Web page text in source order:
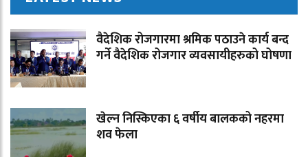
वैदेशिक रोजगारमा श्रमिक पठाउने कार्य बन्द
गर्ने वैदेशिक रोजगार व्यवसायीहरुको घोषणा
खेल्न निस्किएका ६ वर्षीय बालकको नहरमा
शव फेला